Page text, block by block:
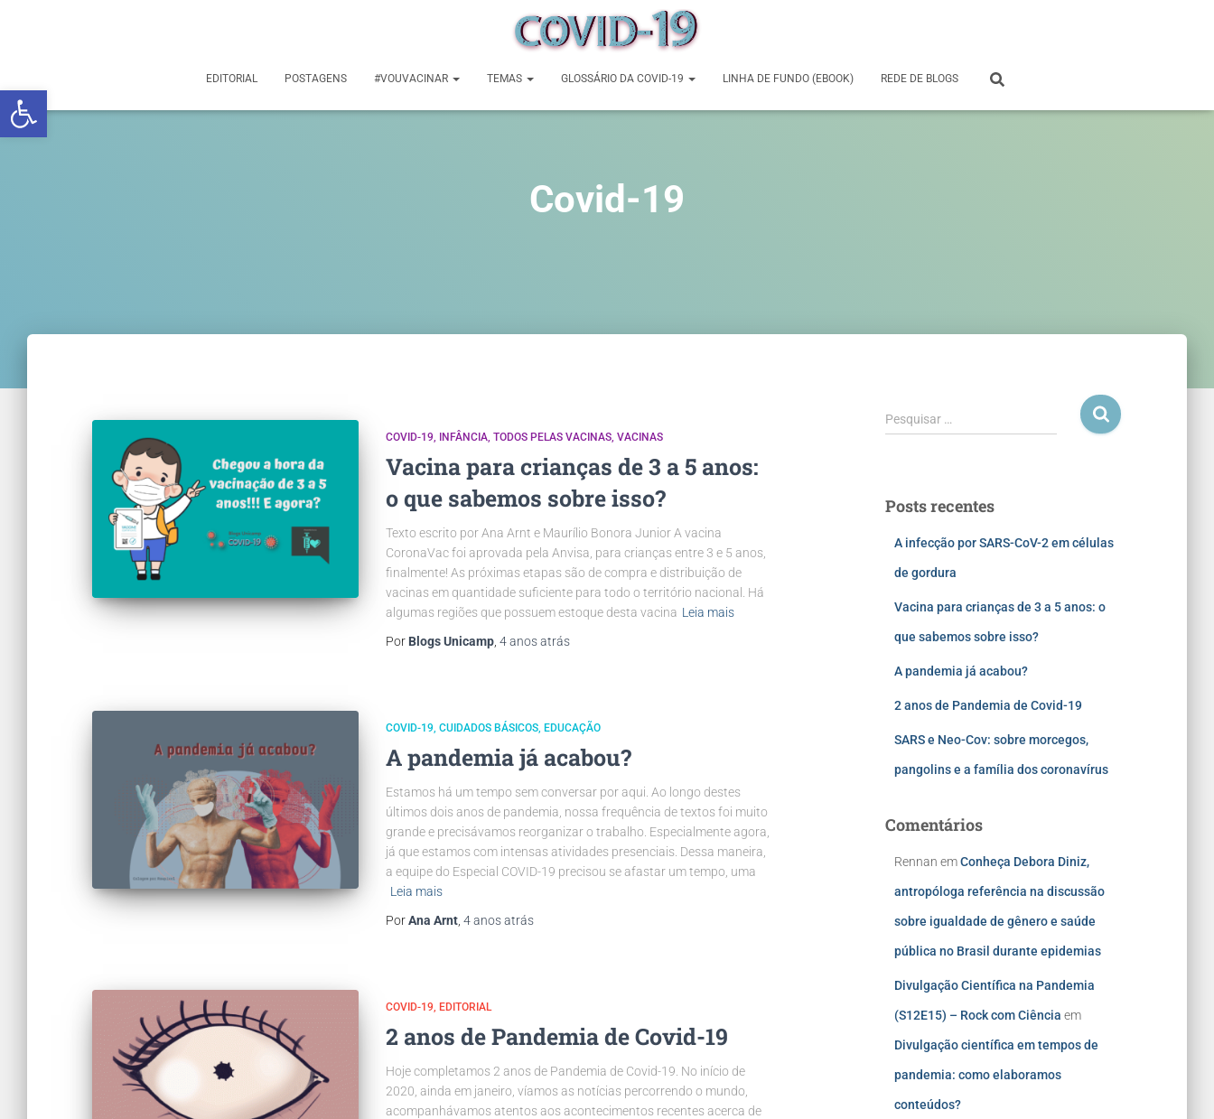
Abrir a barra de ferramentas
EDITORIAL POSTAGENS #VOUVACINAR TEMAS GLOSSÁRIO DA COVID-19 LINHA DE FUNDO (EBOOK) REDE DE BLOGS
Covid-19
COVID-19 INFÂNCIA TODOS PELAS VACINAS VACINAS
Vacina para crianças de 3 a 5 anos:
o que sabemos sobre isso?
Texto escrito por Ana Arnt e Maurílio Bonora Junior A vacina
CoronaVac foi aprovada pela Anvisa, para crianças entre 3 e 5 anos,
finalmente! As próximas etapas são de compra e distribuição de
vacinas em quantidade suficiente para todo o território nacional. Há
algumas regiões que possuem estoque desta vacina Leia mais
Por Blogs Unicamp 4 anosatrás
COVID-19 CUIDADOS BÁSICOS EDUCAÇÃO
A pandemia já acabou?
Estamos há um tempo sem conversar por aqui. Ao longo destes
últimos dois anos de pandemia, nossa frequência de textos foi muito
grande e precisávamos reorganizar o trabalho. Especialmente agora,
já que estamos com intensas atividades presenciais. Dessa maneira,
a equipe do Especial COVID-19 precisou se afastar um tempo, uma
Leia mais
PorAna Arnt 4 anosatrás
COVID-19 EDITORIAL
2 anos de Pandemia de Covid-19
Hoje completamos 2 anos de Pandemia de Covid-19. No início de
2020, ainda em janeiro, víamos as notícias percorrendo o mundo,
acompanhávamos atentos aos acontecimentos recentes acerca de
Pesquisar …
Posts recentes
A infecção por SARS-CoV-2 em células
de gordura
Vacina para crianças de 3 a 5 anos: o
que sabemos sobre isso?
A pandemia já acabou?
2 anos de Pandemia de Covid-19
SARS e Neo-Cov: sobre morcegos,
pangolins e a família dos coronavírus
Comentários
Rennan emConheça Debora Diniz,
antropóloga referência na discussão
sobre igualdade de gênero e saúde
pública no Brasil durante epidemias
Divulgação Científica na Pandemia
(S12E15) – Rock com Ciência em
Divulgação científica em tempos de
pandemia: como elaboramos
conteúdos?